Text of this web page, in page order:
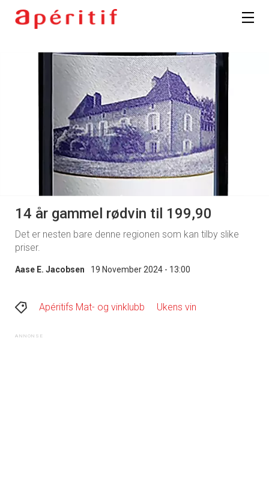
14 år gammel rødvin til 199,90
Det er nesten bare denne regionen som kan tilby slike
priser.
Aase E. Jacobsen 19 November 2024 - 13:00
Apéritifs Mat- og vinklubb Ukens vin